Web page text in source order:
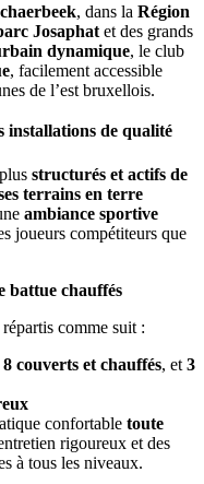
, dans la Région
Josaphat et des grands
dynamique, le club
, facilement accessible
de l’est bruxellois.
installations de qualité
structurés et actifs de
terrains en terre
ambiance sportive
joueurs compétiteurs que
battue chauffés
répartis comme suit :
8 couverts et chauffés, et 3
confortable toute
rigoureux et des
à tous les niveaux.